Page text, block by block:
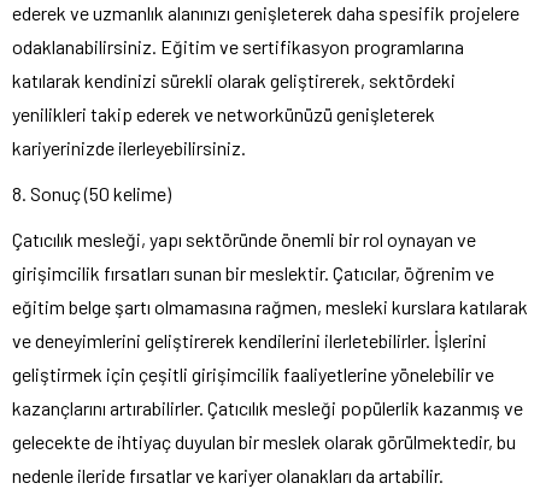
ederek ve uzmanlık alanınızı genişleterek daha spesifik projelere
odaklanabilirsiniz. Eğitim ve sertifikasyon programlarına
katılarak kendinizi sürekli olarak geliştirerek, sektördeki
yenilikleri takip ederek ve networkünüzü genişleterek
kariyerinizde ilerleyebilirsiniz.
8. Sonuç (50 kelime)
Çatıcılık mesleği, yapı sektöründe önemli bir rol oynayan ve
girişimcilik fırsatları sunan bir meslektir. Çatıcılar, öğrenim ve
eğitim belge şartı olmamasına rağmen, mesleki kurslara katılarak
ve deneyimlerini geliştirerek kendilerini ilerletebilirler. İşlerini
geliştirmek için çeşitli girişimcilik faaliyetlerine yönelebilir ve
kazançlarını artırabilirler. Çatıcılık mesleği popülerlik kazanmış ve
gelecekte de ihtiyaç duyulan bir meslek olarak görülmektedir, bu
nedenle ileride fırsatlar ve kariyer olanakları da artabilir.